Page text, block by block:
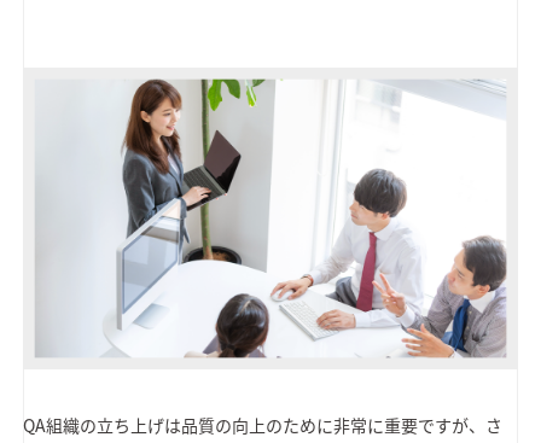
QA組織の立ち上げは品質の向上のために非常に重要ですが、さ